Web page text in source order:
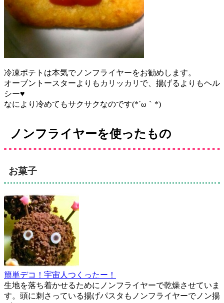
冷凍ポテトは本気でノンフライヤーをお勧めします。
オーブントースターよりもカリッカリで、揚げるよりもヘル
シー♥
なにより冷めてもサクサクなのです(*´ω｀*)
ノンフライヤーを使ったもの
お菓子
簡単デコ！宇宙人つくったー！
生地を落ち着かせるためにノンフライヤーで乾燥させていま
す。頭に刺さっている揚げパスタもノンフライヤーでノン揚